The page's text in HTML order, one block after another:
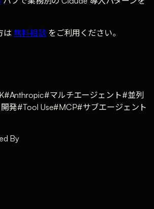
は無料相談をご利用ください。
#Anthropic#マルチエージェント#並列
発#Tool Use#MCP#サブエージェント
By